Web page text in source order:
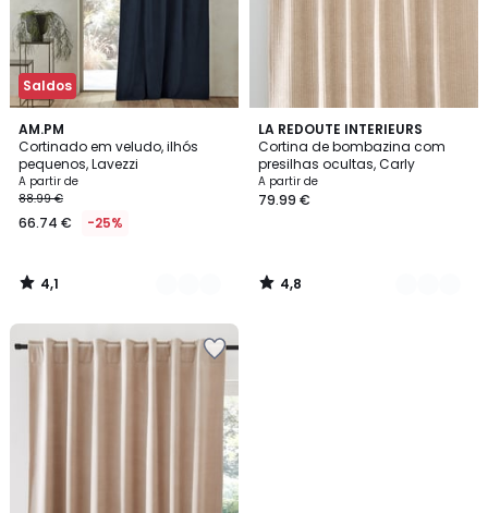
Saldos
AM.PM
Cortinado em veludo, ilhós
pequenos, Lavezzi
A partir de
88.99 €
66.74 € -25%
4,1
/ 5
3
Cores
4,1
/
LA REDOUTE INTERIEURS
Cortina de bombazina com
presilhas ocultas, Carly
A partir de
79.99 €
4,8
/ 5
2
Cores
4,8
/